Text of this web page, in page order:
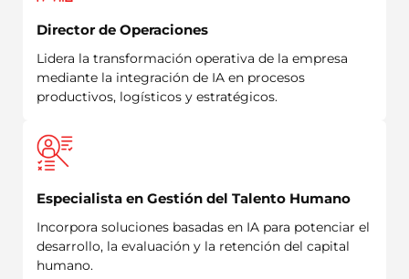
Director de Operaciones
Lidera la transformación operativa de la empresa
mediante la integración de IA en procesos
productivos, logísticos y estratégicos.
Especialista en Gestión del Talento Humano
Incorpora soluciones basadas en IA para potenciar el
desarrollo, la evaluación y la retención del capital
humano.